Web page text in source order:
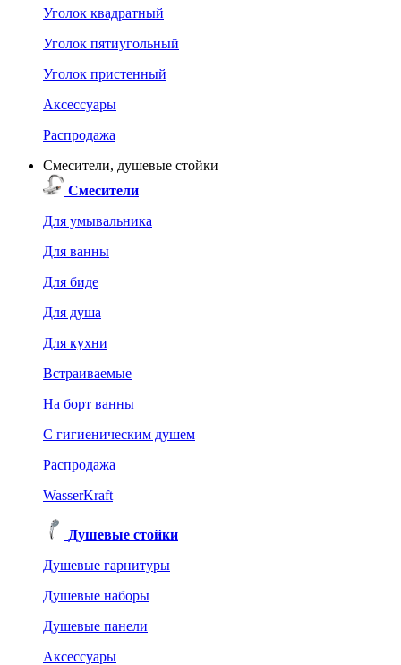
Уголок квадратный
Уголок пятиугольный
Уголок пристенный
Аксессуары
Распродажа
Смесители, душевые стойки
Смесители
Для умывальника
Для ванны
Для биде
Для душа
Для кухни
Встраиваемые
На борт ванны
C гигиеническим душем
Распродажа
WasserKraft
Душевые стойки
Душевые гарнитуры
Душевые наборы
Душевые панели
Аксессуары